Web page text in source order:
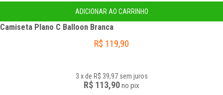
ADICIONAR AO CARRINHO
Camiseta Plano C Balloon Branca
R$ 119,90
3 x de R$ 39,97 sem juros
R$ 113,90no pix